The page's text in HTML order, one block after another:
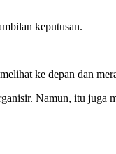
keputusan.
ke depan dan
Namun, itu juga